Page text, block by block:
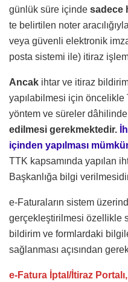
günlük süre içinde sadece
te belirtilen noter
veya güvenli elektronik
posta sistemi ile) itiraz
Ancak ihtar ve itiraz
yapılabilmesi için öncelikle
yöntem ve süreler
edilmesi gerekmektedir.
içinden yapılması
TTK kapsamında yapılan
Başkanlığa bilgi
e-Faturaların sistem
gerçekleştirilmesi özellikle
bildirim ve formlardaki
sağlanması açısından
e-Fatura İptal/İtiraz